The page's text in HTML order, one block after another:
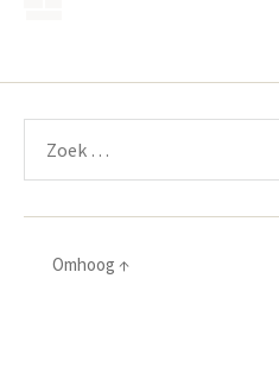
naar:
Omhoog ↑